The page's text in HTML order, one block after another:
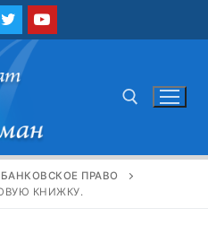
БАНКОВСКОЕ ПРАВО
КНИЖКУ.